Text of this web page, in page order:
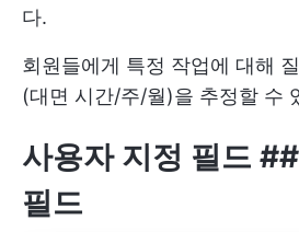
다.
회원들에게 특정 작업에 대해
(대면 시간/주/월)을 추정할 수
사용자 지정 필드
필드